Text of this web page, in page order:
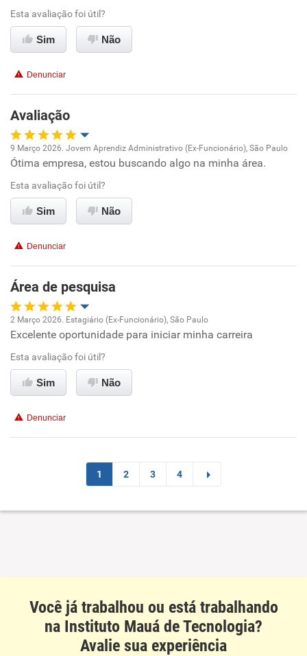
Recomenda esta empresa
Esta avaliação foi útil?
Sim Não
Denunciar
Avaliação
Oportunidade de promoção
Ambiente de trabalho
Benefícios
Recomenda esta empresa
Recomenda a diretoria
9 Março 2026. Jovem Aprendiz Administrativo (Ex-Funcionário), São Paulo
Ótima empresa, estou buscando algo na minha área.
Esta avaliação foi útil?
Sim Não
Denunciar
Área de pesquisa
Oportunidade de promoção
Ambiente de trabalho
Benefícios
Recomenda esta empresa
2 Março 2026. Estagiário (Ex-Funcionário), São Paulo
Excelente oportunidade para iniciar minha carreira
Esta avaliação foi útil?
Sim Não
Denunciar
1 2 3 4
Você já trabalhou ou está trabalhando
na Instituto Mauá de Tecnologia?
Avalie sua experiência